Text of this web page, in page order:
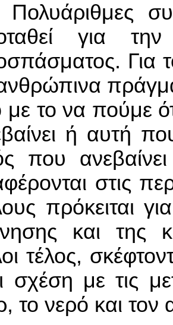
Πολυάριθμες
για
Για
με το να πούμε
ή αυτή
που
στις
πρόκειται
και της
τέλος,
σχέση με τις
το νερό και τον